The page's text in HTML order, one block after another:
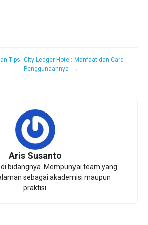
Tips
City Ledger Hotel: Manfaat dan Cara
Penggunaannya
→
Aris Susanto
bidangnya. Mempunyai team yang
sebagai akademisi maupun
praktisi.